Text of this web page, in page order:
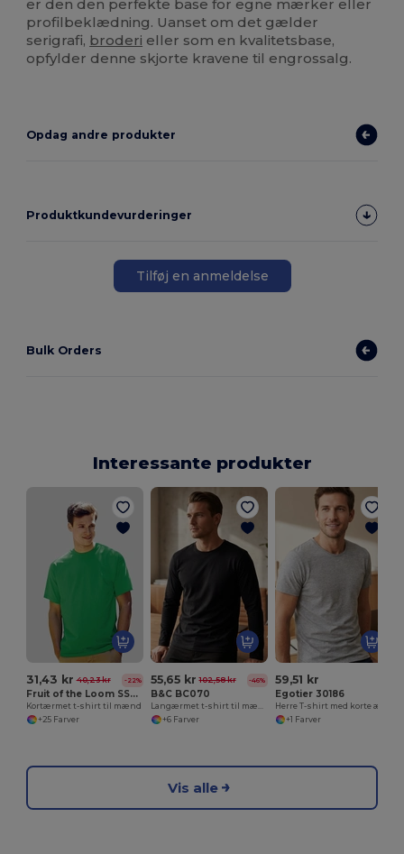
er den den perfekte base for egne mærker eller
profilbeklædning. Uanset om det gælder
serigrafi, broderi eller som en kvalitetsbase,
opfylder denne skjorte kravene til engrossalg.
Opdag andre produkter
Produktkundevurderinger
Tilføj en anmeldelse
Bulk Orders
Interessante produkter
31,43 kr 40,23 kr -22%
Fruit of the Loom SS030
Kortærmet t-shirt til mænd
+25 Farver
55,65 kr 102,58 kr -46%
B&C BC070
Langærmet t-shirt til mænd i økologisk bomuld
+6 Farver
59,51 kr
Egotier 30186
+1 Farver
Vis alle